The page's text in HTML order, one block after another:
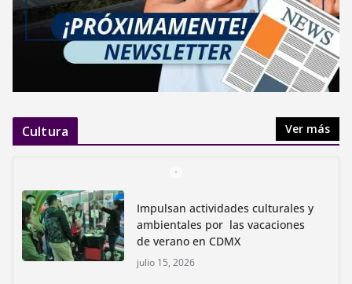
Cultura Ver más
Impulsan actividades culturales y
ambientales por las vacaciones
de verano en CDMX
julio 15, 2026